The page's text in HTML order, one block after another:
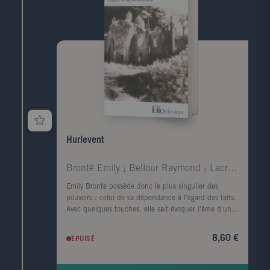
scientists have said there's far too much oxygen in
their atmosphere.""But wouldn't it be fascinating if
there were people? And they traveled through space
in some sort of ship?""Really, Ylla, you know how I
hate this emotional wailing. Let's get on with our
work."It was late in the day when she began singing
the song as she moved among the whispering pillars
of rain. She sang it over and over again."What's that
song?" snapped her husband at last, walking in to sit
at the fire table."I don't know." She looked up,
closing itself in, like a giant flower, with the passing
tablebubbled its fierce pool of silver lava. The wind
stood silently looking out into the great sallow
distances of sea bottom, as if recalling something, her
yellow eyes soft and moist. " "Drink to me only with
softly, quietly, slowly. " "Or leave a kiss within the cup,
Hurlevent
Brontë Emily ; Bellour Raymond ; Lacretelle Jacque
Emily Brontë possède donc le plus singulier des
pouvoirs : celui de sa dépendance à l'égard des faits.
Avec quelques touches, elle sait évoquer l'âme d'un
EPUISÉ 8,60 €